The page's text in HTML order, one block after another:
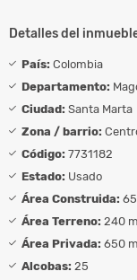
Detalles del
País: Colombia
Departamento:
Ciudad: Santa Marta
Zona / barrio:
Código: 7731182
Estado: Usado
Área Construida:
Área Terreno: 240
Área Privada: 650
Alcobas: 25